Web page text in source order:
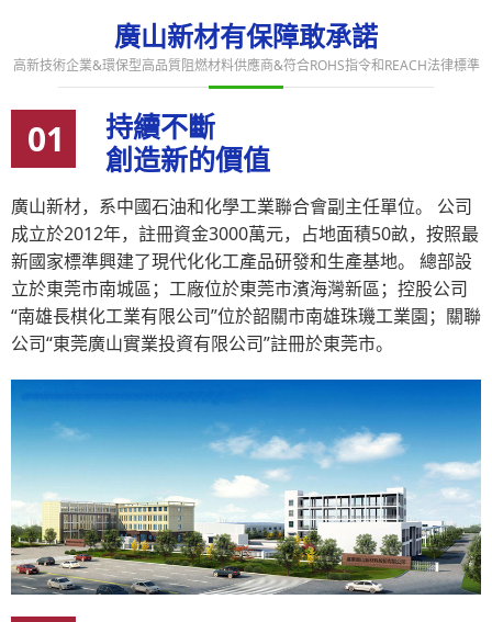
廣山新材有保障敢承諾
高新技術企業&環保型高品質阻燃材料供應商&符合ROHS指令和REACH法律標準
01
持續不斷
創造新的價值
廣山新材，系中國石油和化學工業聯合會副主任單位。 公司
成立於2012年，註冊資金3000萬元，占地面積50畝，按照最
新國家標準興建了現代化化工產品研發和生產基地。 總部設
立於東莞市南城區；工廠位於東莞市濱海灣新區；控股公司
“南雄長棋化工業有限公司”位於韶關市南雄珠璣工業園；關聯
公司“東莞廣山實業投資有限公司”註冊於東莞市。